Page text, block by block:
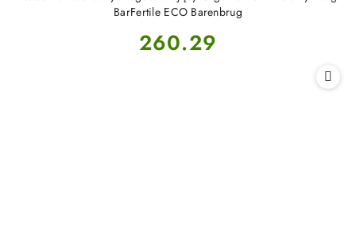
BarFertile ECO Barenbrug
Cena:
260.29